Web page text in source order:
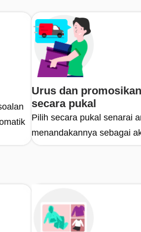
Urus dan
secara pukal
Pilih secara pukal senarai
menandakannya sebagai